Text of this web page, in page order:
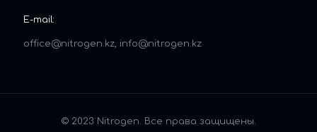
E-mail:
office@nitrogen.kz, info@nitrogen.kz
© 2023 Nitrogen. Все права защищены.